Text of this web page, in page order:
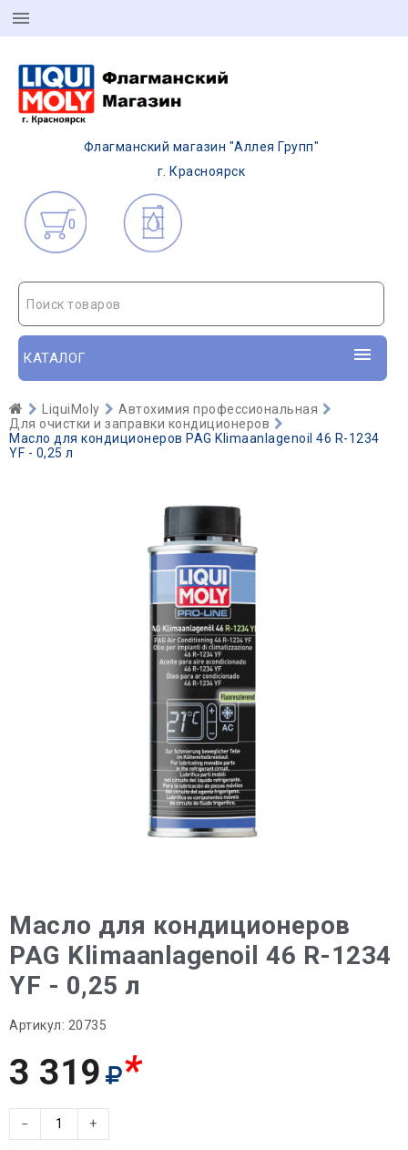
Флагманский магазин "Аллея Групп"
г. Красноярск
0
Поиск товаров
КАТАЛОГ
LiquiMoly
Автохимия профессиональная
Для очистки и заправки кондиционеров
Масло для кондиционеров PAG Klimaanlagenoil 46 R-1234
YF - 0,25 л
Масло для кондиционеров
PAG Klimaanlagenoil 46 R-1234
YF - 0,25 л
Артикул: 20735
3 319 *
− +